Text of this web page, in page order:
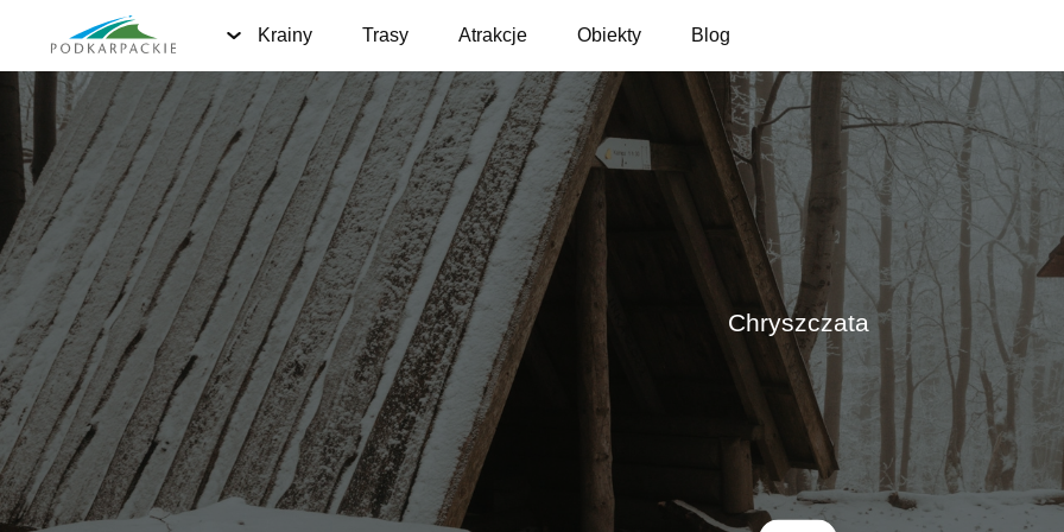
Krainy Trasy Atrakcje Obiekty Blog
Chryszczata